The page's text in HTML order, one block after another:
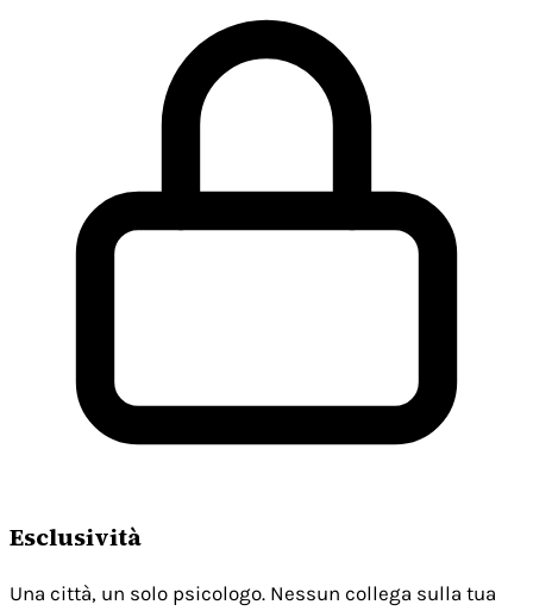
Esclusività
Una città, un solo psicologo. Nessun collega sulla tua